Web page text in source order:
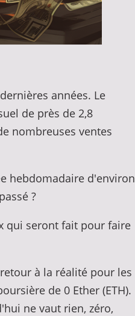
années. Le
de près de 2,8
nombreuses ventes
hebdomadaire d'environ
?
qui seront fait pour faire
à la réalité pour les
de 0 Ether (ETH).
ne vaut rien, zéro,